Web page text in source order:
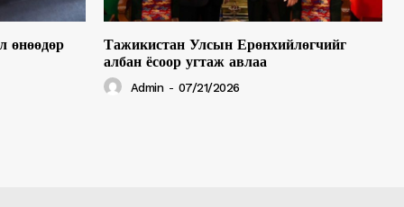
өнөөдөр
Тажикистан Улсын Ерөнхийлөгчийг
албан ёсоор угтаж авлаа
Admin - 07/21/2026